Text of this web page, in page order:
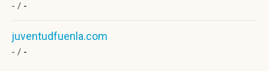
- / -
juventudfuenla.com
- / -